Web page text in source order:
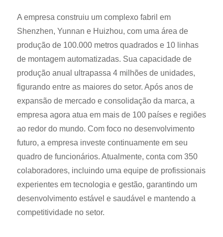
A empresa construiu um complexo fabril em
Shenzhen, Yunnan e Huizhou, com uma área de
produção de 100.000 metros quadrados e 10 linhas
de montagem automatizadas. Sua capacidade de
produção anual ultrapassa 4 milhões de unidades,
figurando entre as maiores do setor. Após anos de
expansão de mercado e consolidação da marca, a
empresa agora atua em mais de 100 países e regiões
ao redor do mundo. Com foco no desenvolvimento
futuro, a empresa investe continuamente em seu
quadro de funcionários. Atualmente, conta com 350
colaboradores, incluindo uma equipe de profissionais
experientes em tecnologia e gestão, garantindo um
desenvolvimento estável e saudável e mantendo a
competitividade no setor.